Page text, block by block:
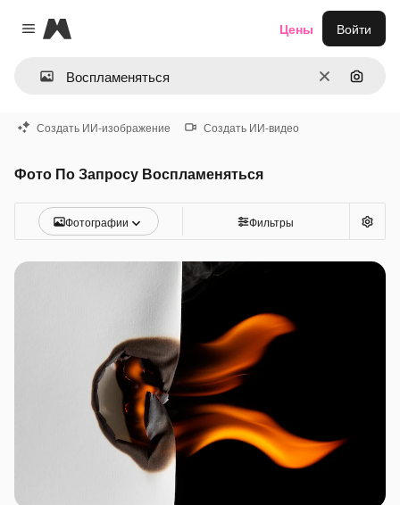
Close menu
Magnific
ОчиститьПоиск
Цены Войти
Создать ИИ-изображение Создать ИИ-видео
Фото По Запросу Воспламеняться
Фотографии Фильтры